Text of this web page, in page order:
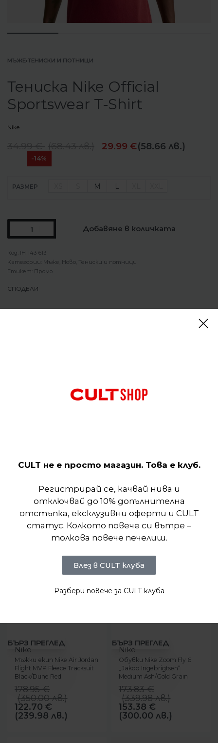
МЪЖЕ›ТЕНИСКИ И ПОТНИЦИ
Тениска Nike Official
Sportswear T-Shirt
Nike
29.99 €(58.66 лв.)
-14%
РАЗМЕР M L
Добавяне в количката
IH1143-613
Категории: Мъже Ново Тениски и потници
Етикет: Промо
СПОДЕЛИ
спокойни. Изработена от лек, мек памук.
Подобни продукти
-31%
БЪРЗ ПРЕГЛЕД
Nike
Мъжки екип Nike Air Jordan
Flight MVP Fleece Tracksuit
Black/Dune Red
178.95€
(350.00лв.)
122.70 €
(239.98 лв.)
-12%
БЪРЗ ПРЕГЛЕД
Nike
Обувки Nike Zoom Fly 6
„Jakob Ingebrigtsen“
Medium Ash/Gold Grain
173.83€
(339.98лв.)
153.38 €
(300.00 лв.)
CULT не е просто магазин. Това е клуб.
Регистрирай се, качвай нива и
отключвай до 10% допълнителна
отстъпка, ексклузивни оферти и CULT
статус. Колкото повече си вътре –
толкова повече печелиш.
Влез в CULT клуба
Разбери повече за CULT клуба